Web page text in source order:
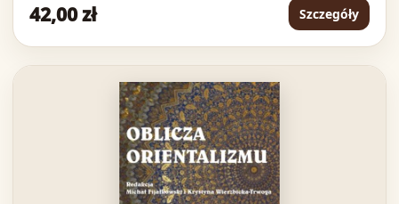
42,00 zł Szczegóły